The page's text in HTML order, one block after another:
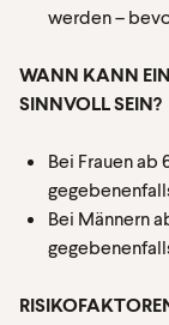
werden –
WANN KANN
SINNVOLL SEIN?
Bei Frauen ab
Bei Männern